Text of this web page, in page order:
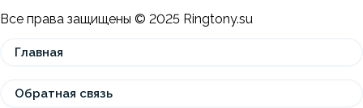
Все права защищены © 2025 Ringtony.su
Главная
Обратная связь